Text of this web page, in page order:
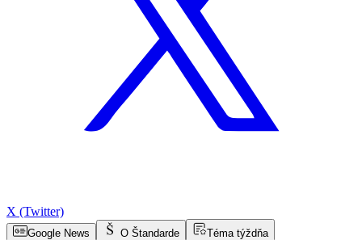
X (Twitter)
Google News O Štandarde
Téma týždňa